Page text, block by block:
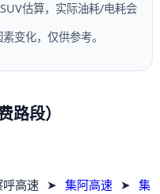
估算，实际油耗/电耗会
变化，仅供参考。
路段）
呼高速 ➤ 集阿高速 ➤ 集